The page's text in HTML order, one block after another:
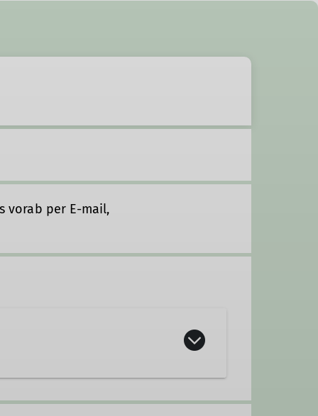
vorab per E-mail,